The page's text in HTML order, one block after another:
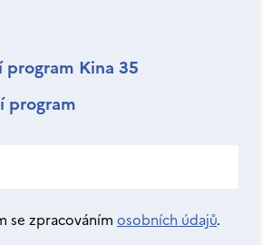
program Kina 35
program
se zpracováním osobních údajů.